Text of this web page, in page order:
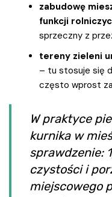
zabudowę
funkcji
sprzeczny z
tereny zieleni
– tu stosuje się
często wprost
W praktyce
kurnika w
sprawdzenie:
czystości i
miejscowego